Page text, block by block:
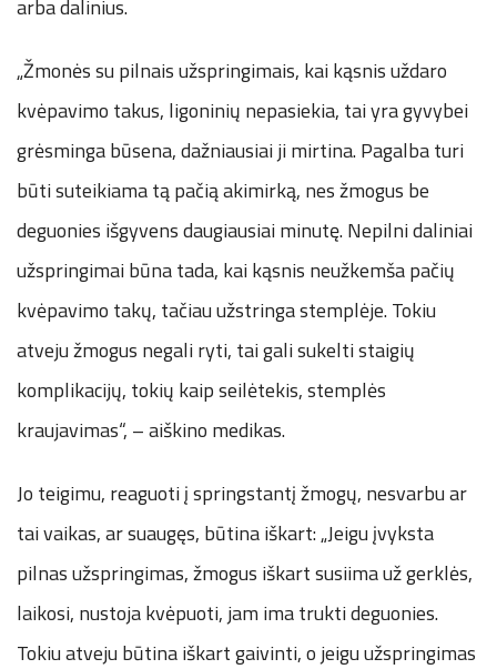
arba dalinius.
„Žmonės su pilnais užspringimais, kai kąsnis uždaro
kvėpavimo takus, ligoninių nepasiekia, tai yra gyvybei
grėsminga būsena, dažniausiai ji mirtina. Pagalba turi
būti suteikiama tą pačią akimirką, nes žmogus be
deguonies išgyvens daugiausiai minutę. Nepilni daliniai
užspringimai būna tada, kai kąsnis neužkemša pačių
kvėpavimo takų, tačiau užstringa stemplėje. Tokiu
atveju žmogus negali ryti, tai gali sukelti staigių
komplikacijų, tokių kaip seilėtekis, stemplės
kraujavimas“, – aiškino medikas.
Jo teigimu, reaguoti į springstantį žmogų, nesvarbu ar
tai vaikas, ar suaugęs, būtina iškart: „Jeigu įvyksta
pilnas užspringimas, žmogus iškart susiima už gerklės,
laikosi, nustoja kvėpuoti, jam ima trukti deguonies.
Tokiu atveju būtina iškart gaivinti, o jeigu užspringimas